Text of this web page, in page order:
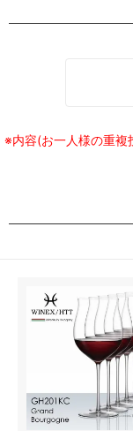
※内容(お一人様の重複